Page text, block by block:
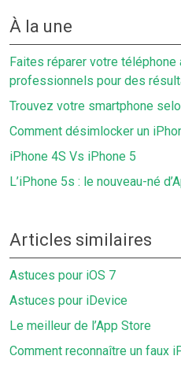
À la une
Faites réparer votre téléphone
professionnels pour des
Trouvez votre smartphone
Comment désimlocker un
iPhone 4S Vs iPhone 5
L’iPhone 5s : le nouveau-né
Articles similaires
Astuces pour iOS 7
Astuces pour iDevice
Le meilleur de l’App Store
Comment reconnaître un faux